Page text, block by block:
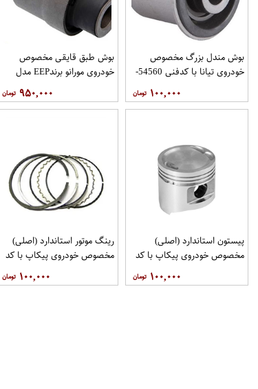
بوش مندل بزرگ مخصوص
خودروی تیانا با کدفنی 54560-
مگاموتور
۱۰۰,۰۰۰
بوش طبق قایقی مخصوص
خودروی مورانو برندEEP مدل
۹۵۰,۰۰۰
پیستون استاندارد (اصلی)
مخصوص خودروی پیکاپ با کد
فنیA2010-5V10B برند نیسان
موتور فروشگاه مگاموتور
۱۰۰,۰۰۰
رینگ موتور استاندارد (اصلی)
مخصوص خودروی پیکاپ با کد
فنی12033-5V110 برند نیسان
موتور فروشگاه مگاموتور
۱۰۰,۰۰۰